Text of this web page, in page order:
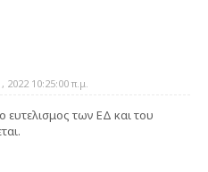
10:25:00 π.μ.
ευτελισμος των ΕΔ και του